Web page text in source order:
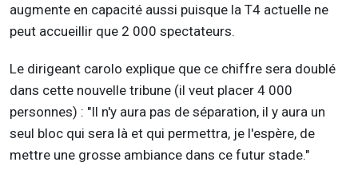
augmente en capacité aussi puisque la T4 actuelle ne
peut accueillir que 2 000 spectateurs.
Le dirigeant carolo explique que ce chiffre sera doublé
dans cette nouvelle tribune (il veut placer 4 000
personnes) : "Il n'y aura pas de séparation, il y aura un
seul bloc qui sera là et qui permettra, je l'espère, de
mettre une grosse ambiance dans ce futur stade."